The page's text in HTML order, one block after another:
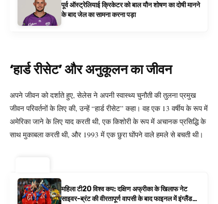
पूर्व ऑस्ट्रेलियाई क्रिकेटर को बाल यौन शोषण का दोषी मानने
के बाद जेल का सामना करना पड़ा
‘हार्ड रीसेट’ और अनुकूलन का जीवन
अपने जीवन को दर्शाते हुए, सेलेस ने अपनी स्वास्थ्य चुनौती की तुलना प्रमुख
जीवन परिवर्तनों के लिए की, उन्हें “हार्ड रीसेट” कहा। वह एक 13 वर्षीय के रूप में
अमेरिका जाने के लिए याद करती थी, एक किशोरी के रूप में अचानक प्रसिद्धि के
साथ मुकाबला करती थी, और 1993 में एक छुरा घोंपने वाले हमले से बचती थी।
महिला टी20 विश्व कप: दक्षिण अफ्रीका के खिलाफ नेट
साइवर-ब्रंट की वीरतापूर्ण वापसी के बाद फाइनल में इंग्लैंड